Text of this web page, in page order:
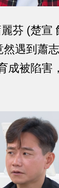
芬 (楚宣
遇到蕭
成被陷害